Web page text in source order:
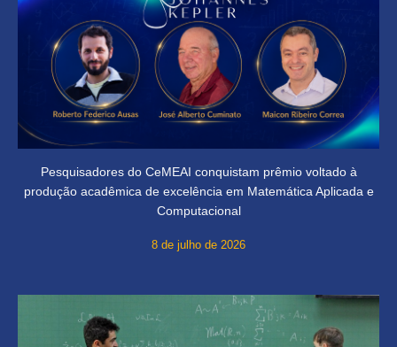
Pesquisadores do CeMEAI conquistam prêmio voltado à
produção acadêmica de excelência em Matemática Aplicada e
Computacional
8 de julho de 2026